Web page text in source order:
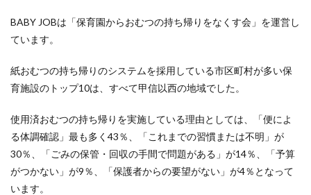
BABY JOBは「保育園からおむつの持ち帰りをなくす会」を運営し
ています。
紙おむつの持ち帰りのシステムを採用している市区町村が多い保
育施設のトップ10は、すべて甲信以西の地域でした。
使用済おむつの持ち帰りを実施している理由としては、「便によ
る体調確認」最も多く43％、「これまでの習慣または不明」が
30％、「ごみの保管・回収の手間で問題がある」が14％、「予算
がつかない」が9％、「保護者からの要望がない」が4％となって
います。